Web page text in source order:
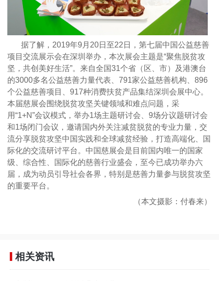
据了解，2019年9月20日至22日，第七届中国公益慈善
项目交流展示会在深圳举办，本次展会主题是“聚焦脱贫攻
坚，共创美好生活”。来自全国31个省（区、市）及港澳台
的3000多名公益慈善力量代表、791家公益慈善机构、896
个公益慈善项目、917种消费扶贫产品集结深圳会展中心。
本届慈展会围绕脱贫攻坚关键领域和难点问题，采
用“1+N”会议模式，举办1场主题研讨会、9场分议题研讨会
和1场闭门会议，邀请国内外关注减贫脱贫的专业力量，交
流分享脱贫攻坚中国实践和全球减贫经验，打造高端化、国
际化的交流研讨平台。中国慈展会是目前国内唯一的国家
级、综合性、国际化的慈善行业盛会，至今已成功举办六
届，成为动员引导社会各界，特别是慈善力量参与脱贫攻坚
的重要平台。
（本文摄影：付春来）
相关资讯